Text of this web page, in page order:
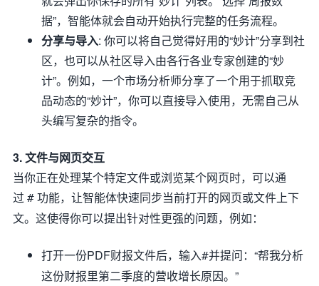
据”，智能体就会自动开始执行完整的任务流程。
分享与导入: 你可以将自己觉得好用的“妙计”分享到社
区，也可以从社区导入由各行各业专家创建的“妙
计”。例如，一个市场分析师分享了一个用于抓取竞
品动态的“妙计”，你可以直接导入使用，无需自己从
头编写复杂的指令。
3. 文件与网页交互
当你正在处理某个特定文件或浏览某个网页时，可以通
过 # 功能，让智能体快速同步当前打开的网页或文件上下
文。这使得你可以提出针对性更强的问题，例如：
打开一份PDF财报文件后，输入#并提问：“帮我分析
这份财报里第二季度的营收增长原因。”